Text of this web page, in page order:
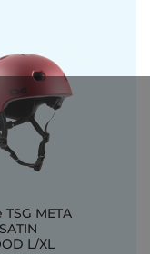
TSG META
L/XL